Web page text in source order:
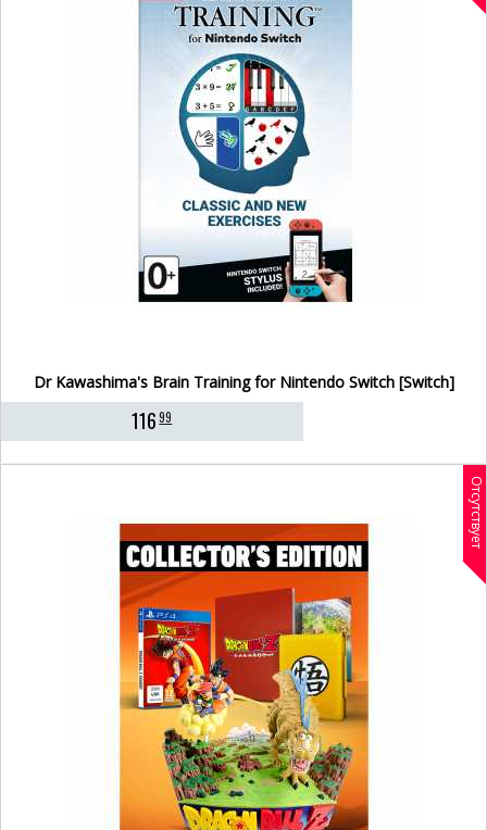
Dr Kawashima's Brain Training for Nintendo Switch [Switch]
11699
Отсутствует